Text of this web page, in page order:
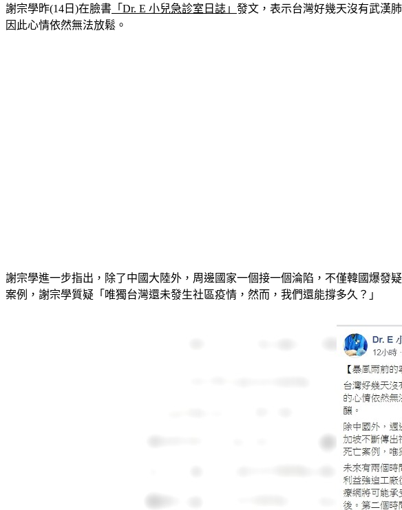
謝宗學昨(14日)在臉書 「Dr. E 小兒急診室日誌」 發文，表示台灣好幾天沒有武漢
因此心情依然無法放鬆。
謝宗學進一步指出，除了中國大陸外，周邊國家一個接一個淪陷，不僅韓國爆
案例，謝宗學質疑「唯獨台灣還未發生社區疫情，然而，我們還能撐多久？」